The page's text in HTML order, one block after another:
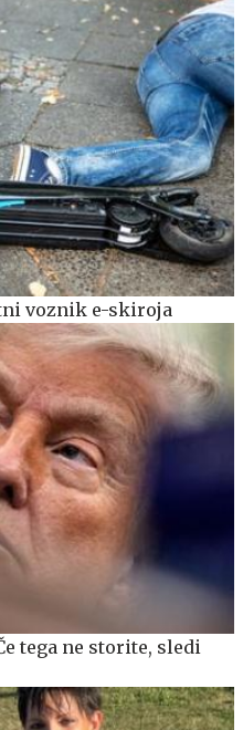
voznik e-skiroja
tega ne storite, sledi